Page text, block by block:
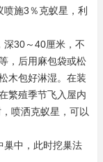
施3％克蚁星，利
深30～40厘米，不
，后用麻包袋或松
木包好淋湿。在装
繁殖季节飞入屋内
喷洒克蚁星，可以
巢中，此时挖巢法